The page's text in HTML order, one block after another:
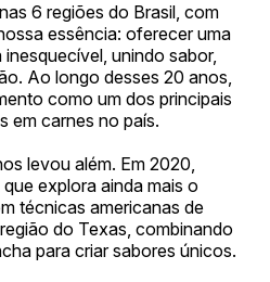
6 regiões do Brasil, com
essência: oferecer uma
unindo sabor,
Ao longo desses 20 anos,
como um dos principais
em carnes no país.
levou além. Em 2020,
explora ainda mais o
técnicas americanas de
do Texas, combinando
para criar sabores únicos.